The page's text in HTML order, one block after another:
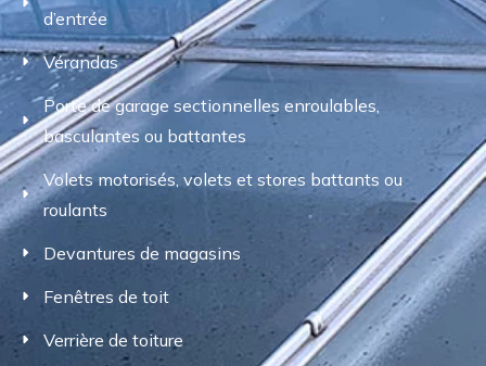
d’entrée
Vérandas
Porte de garage sectionnelles enroulables,
basculantes ou battantes
Volets motorisés, volets et stores battants ou
roulants
Devantures de magasins
Fenêtres de toit
Verrière de toiture